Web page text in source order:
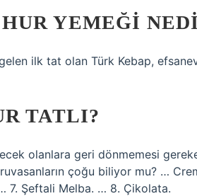
YEMEĞI
ilk tat olan Türk Kebap,
TATLI?
olanlara geri dönmemesi
çoğu biliyor mu? …
7. Şeftali Melba. … 8. Çikolata.